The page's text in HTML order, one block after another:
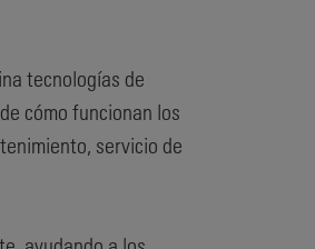
tecnologías de
cómo funcionan los
servicio de